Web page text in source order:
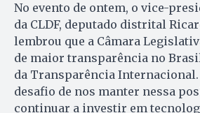
No evento de ontem, o vice-
da CLDF, deputado distrital
lembrou que a Câmara
de maior transparência no
da Transparência Internacional.
desafio de nos manter nessa
continuar a investir em